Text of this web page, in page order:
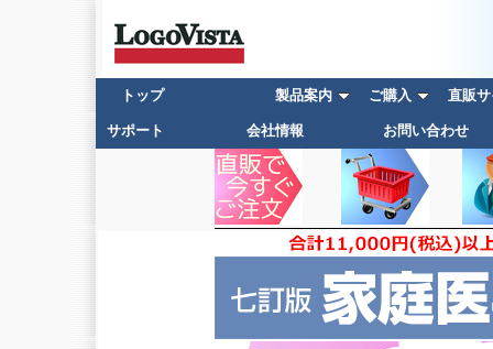
トップ 製品案内 ご購入 直販
サポート 会社情報 お問い合わせ